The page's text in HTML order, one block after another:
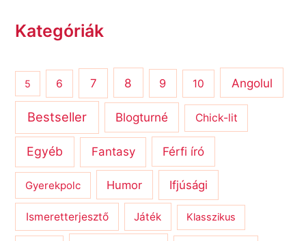
Kategóriák
5 6 7 8 9 10 Angolul
Bestseller Blogturné Chick-lit
Egyéb Fantasy Férfi író
Gyerekpolc Humor Ifjúsági
Ismeretterjesztő Játék Klasszikus